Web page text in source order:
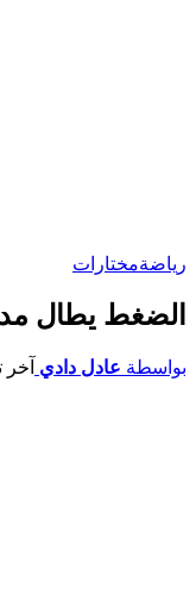
رياضةمختارات
الضغط يطال
بواسطة عادل دادي